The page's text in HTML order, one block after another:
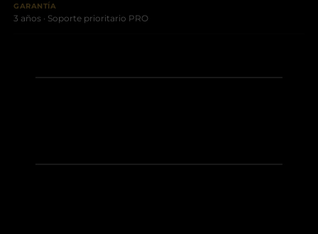
GARANTÍA
3 años · Soporte prioritario PRO